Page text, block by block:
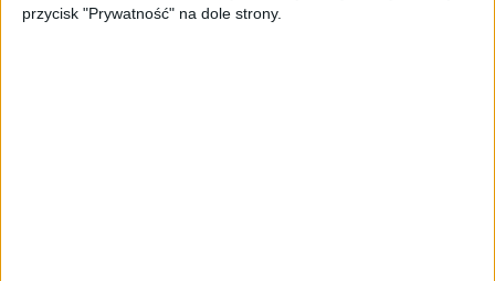
przycisk "Prywatność" na dole strony.